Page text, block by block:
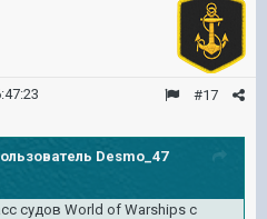
#17
Desmo_47
судов World of Warships с